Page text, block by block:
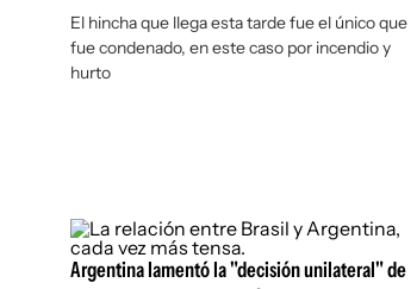
El hincha que llega esta tarde fue el único que
fue condenado, en este caso por incendio y
hurto
Argentina lamentó la "decisión unilateral" de